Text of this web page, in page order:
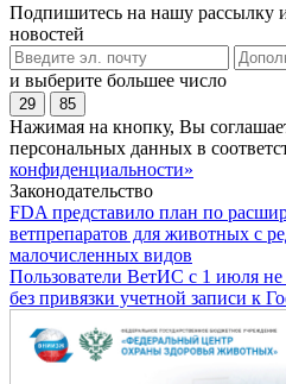
Подпишитесь на нашу рассылку и
новостей
и выберите большее число
29 85
Нажимая на кнопку, Вы
персональных данных в
конфиденциальности»
Законодательство
FDA представило план по
ветпрепаратов для животных с
малочисленных видов
Пользователи ВетИС с 1 июля
без привязки учетной записи к